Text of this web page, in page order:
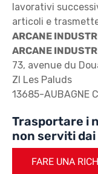
lavorativi
articoli e
ARCANE
ARCANE
73, avenue du
ZI Les Paluds
13685-AUBAGNE
Trasportare i
non serviti
FARE UNA